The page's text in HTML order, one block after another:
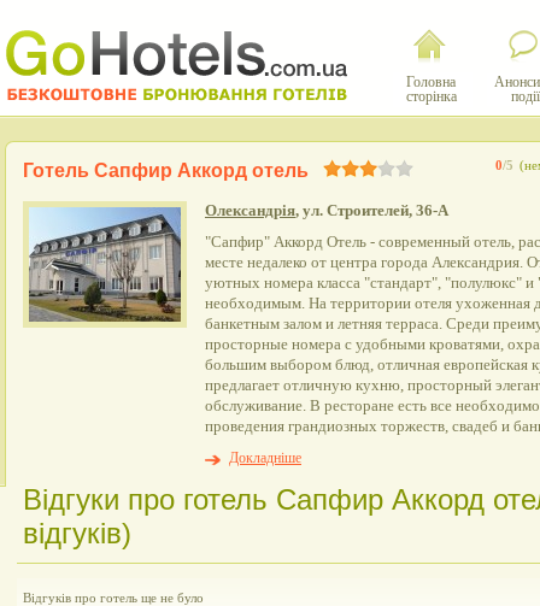
Головна
сторінка
події
0/5
Готель Сапфир Аккорд отель
Олександрія, ул. Строителей, 36-А
"Сапфир" Аккорд Отель - современный отель,
месте недалеко от центра города Александрия.
уютных номера класса "стандарт", "полулюкс"
необходимым. На территории отеля ухоженная
банкетным залом и летняя терраса. Среди
просторные номера с удобными кроватями,
большим выбором блюд, отличная европейская
предлагает отличную кухню, просторный
обслуживание. В ресторане есть все
проведения грандиозных торжеств, свадеб и
Докладніше
Відгуки про готель Сапфир Аккорд
відгуків)
Відгуків про готель ще не було